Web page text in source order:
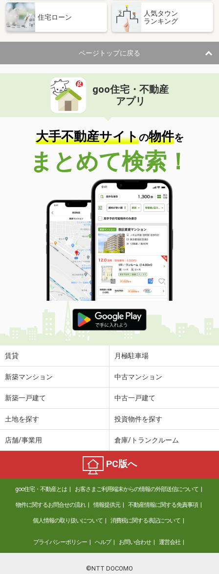
住宅ローン
人気タウン
ランキング
ページトップに戻る
goo住宅・不動産
アプリ
大手不動産サイトの物件を
まとめて検索！
賃貸 月極駐車場
新築マンション 中古マンション
新築一戸建て 中古一戸建て
土地を探す 投資物件を探す
店舗/事業用 倉庫/トランクルーム
PC版へ
goo住宅・不動産とは お客さまご利用端末からの情報の外部送信について
物件に関するお問合せの流れ 情報提供元 不動産情報に関する免責事項
個人情報の取り扱いについて 消費税に関する表記について
プライバシーポリシー ヘルプ お問い合わせ 運営会社
©NTT DOCOMO